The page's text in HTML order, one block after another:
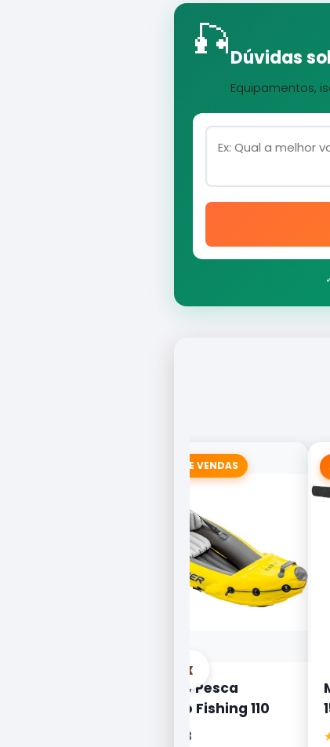
🎣Dúvidas
Equipamentos,
‹
🚣 CAMPEÃO DE VENDAS
Caiaque de Pesca
Lontras Pro Fishing 110
4,8